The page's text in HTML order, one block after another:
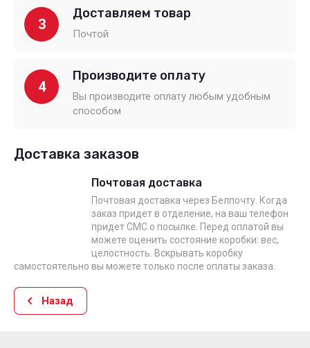
3
Доставляем товар
Почтой
4
Производите оплату
Вы производите оплату любым удобным
способом
Доставка заказов
Почтовая доставка
Почтовая доставка через Белпочту. Когда
заказ придет в отделение, на ваш телефон
придет СМС о посылке. Перед оплатой вы
можете оценить состояние коробки: вес,
целостность. Вскрывать коробку
самостоятельно вы можете только после оплаты заказа.
Назад